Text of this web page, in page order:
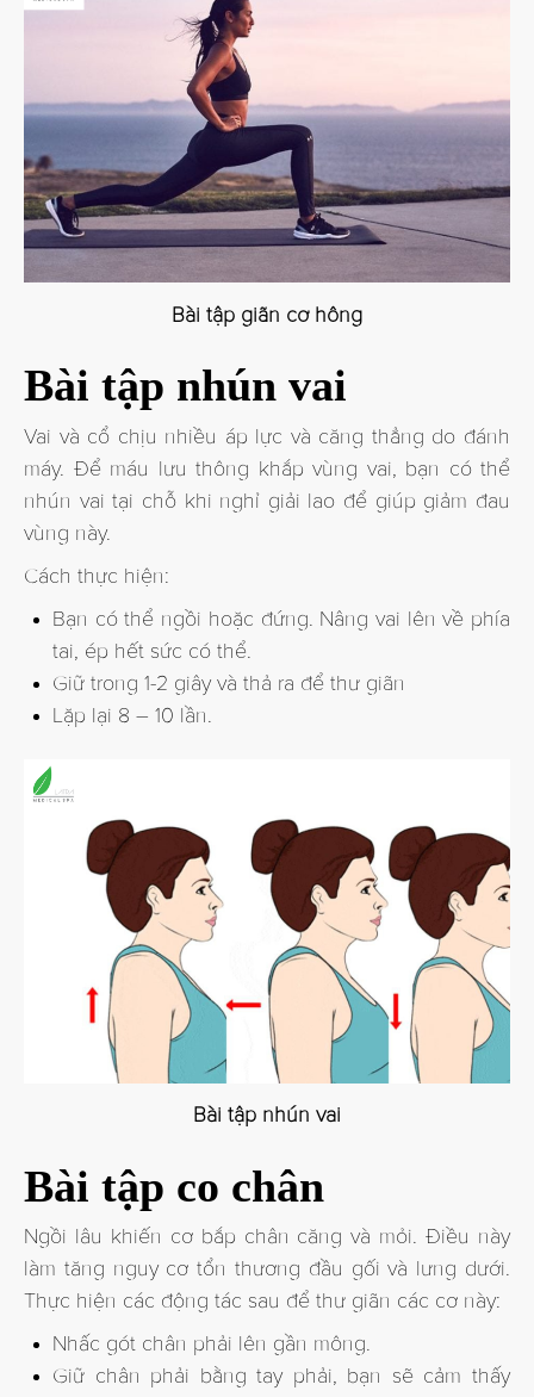
Bài tập giãn cơ hông
Bài tập nhún vai
Vai và cổ chịu nhiều áp lực và căng thẳng do đánh
máy. Để máu lưu thông khắp vùng vai, bạn có thể
nhún vai tại chỗ khi nghỉ giải lao để giúp giảm đau
vùng này.
Cách thực hiện:
Bạn có thể ngồi hoặc đứng. Nâng vai lên về phía
tai, ép hết sức có thể.
Giữ trong 1-2 giây và thả ra để thư giãn
Lặp lại 8 – 10 lần.
Bài tập nhún vai
Bài tập co chân
Ngồi lâu khiến cơ bắp chân căng và mỏi. Điều này
làm tăng nguy cơ tổn thương đầu gối và lưng dưới.
Thực hiện các động tác sau để thư giãn các cơ này:
Nhấc gót chân phải lên gần mông.
Giữ chân phải bằng tay phải, bạn sẽ cảm thấy